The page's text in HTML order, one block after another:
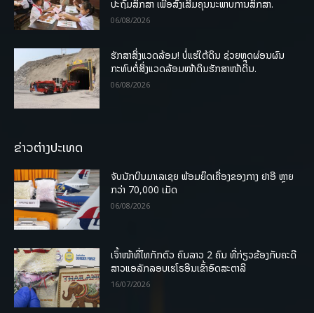
ປະຖົມສຶກສາ ເພື່ອສົ່ງເສີມຄຸນນະພາບການສຶກສາ.
06/08/2026
ຮັກສາສິ່ງແວດລ້ອມ! ບໍ່ແຮ່ໃຕ້ດິນ ຊ່ວຍຫຼຸດຜ່ອນຜົນ
ກະທົບຕໍ່ສິ່ງແວດລ້ອມໜ້າດິນຮັກສາໜ້າດິນ.
06/08/2026
ຂ່າວຕ່າງປະເທດ
ຈັບນັກບິນມາເລເຊຍ ພ້ອມຍຶດເຄື່ອງຂອງກາງ ຢາອີ ຫຼາຍ
ກວ່າ 70,000 ເມັດ
06/08/2026
ເຈົ້າໜ້າທີ່ໄທກັກຕົວ ຄົນລາວ 2 ຄົນ ທີ່ກ່ຽວຂ້ອງກັບຄະດີ
ສາວແອລັກລອບເຮໂຣອີນເຂົ້າອົດສະຕາລີ
16/07/2026